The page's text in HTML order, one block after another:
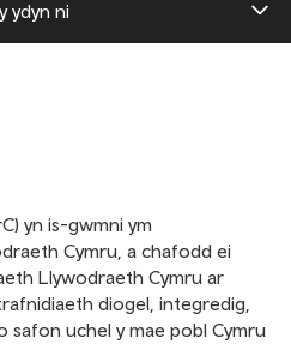
ydyn ni
yn is-gwmni ym
Cymru, a chafodd ei
Llywodraeth Cymru ar
diogel, integredig,
safon uchel y mae pobl Cymru